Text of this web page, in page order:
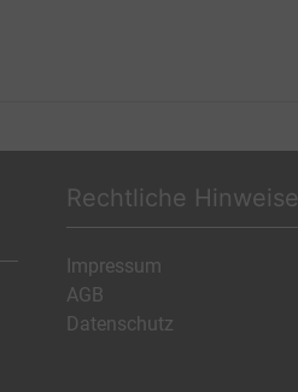
Rechtliche Hinweise
Impressum
AGB
Datenschutz